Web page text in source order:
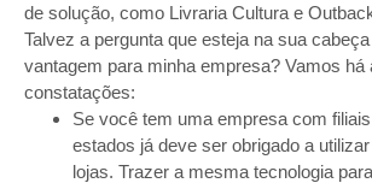
de solução, como Livraria Cultura e
Talvez a pergunta que esteja na sua
vantagem para minha empresa? Vamos há
constatações:
Se você tem uma empresa com
estados já deve ser obrigado a
lojas. Trazer a mesma tecnologia